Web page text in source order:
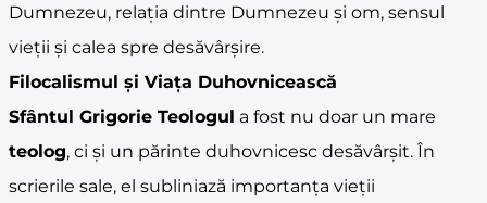
Dumnezeu, relația dintre Dumnezeu și om, sensul
vieții și calea spre desăvârșire.
Filocalismul și Viața Duhovnicească
Sfântul Grigorie Teologul a fost nu doar un mare
teolog, ci și un părinte duhovnicesc desăvârșit. În
scrierile sale, el subliniază importanța vieții